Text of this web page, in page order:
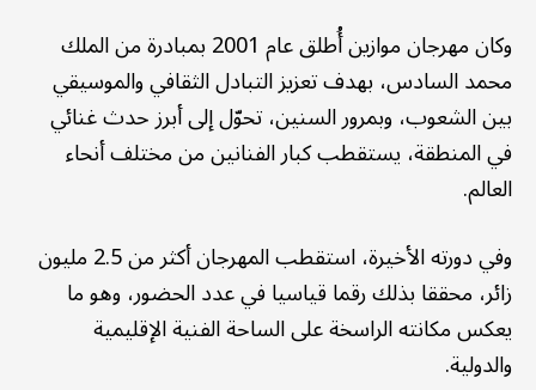
وكان مهرجان موازين أُطلق عام 2001 بمبادرة من الملك
محمد السادس، بهدف تعزيز التبادل الثقافي والموسيقي
بين الشعوب، وبمرور السنين، تحوّل إلى أبرز حدث غنائي
في المنطقة، يستقطب كبار الفنانين من مختلف أنحاء
العالم.
وفي دورته الأخيرة، استقطب المهرجان أكثر من 2.5 مليون
زائر، محققا بذلك رقما قياسيا في عدد الحضور، وهو ما
يعكس مكانته الراسخة على الساحة الفنية الإقليمية
والدولية.